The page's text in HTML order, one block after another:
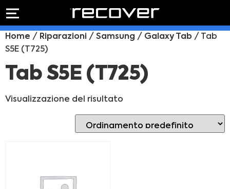
Preventivo online
PREVENTIVO RIPARAZIONE
Rivenditori B2B
PREVENTIVO
RIPARAZIONE
Riparazione
schermo
Home / Riparazioni / Samsung / Galaxy Tab / Tab
S5E (T725)
Tab S5E (T725)
Visualizzazione del risultato